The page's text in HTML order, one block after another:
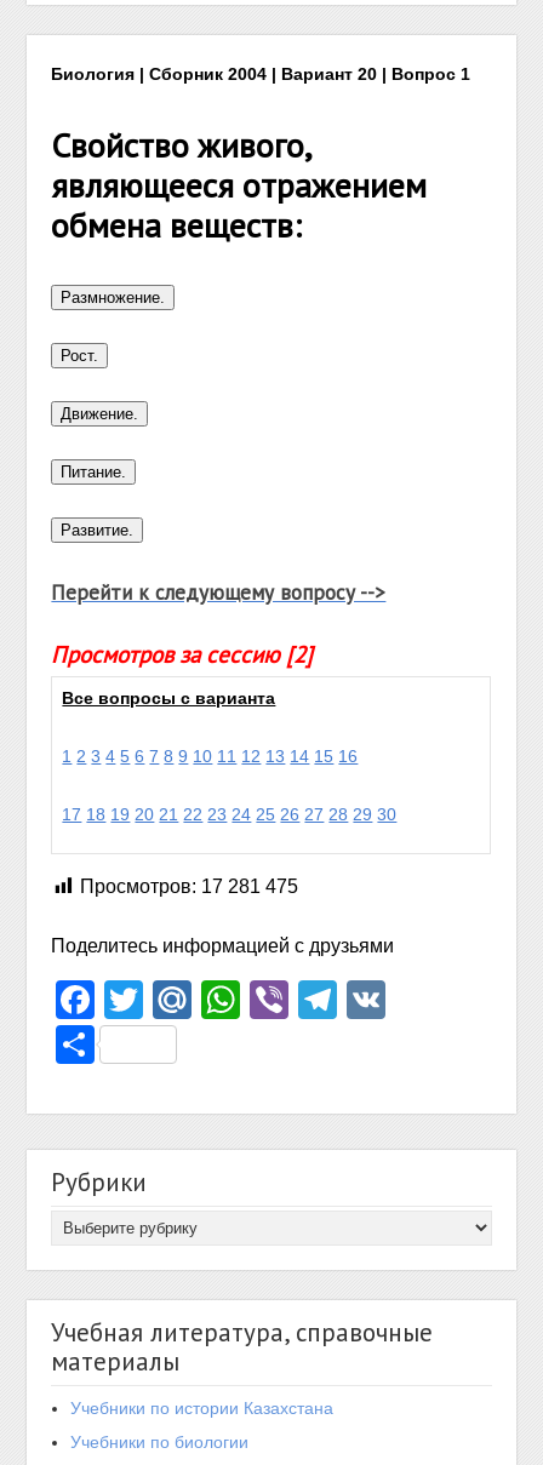
Биология | Сборник 2004 | Вариант 20 | Вопрос 1
Свойство живого,
являющееся отражением
обмена веществ:
Перейти к следующему вопросу -->
Просмотров за сессию [2]
Все вопросы с варианта
1 2 3 4 5 6 7 8 9 10 11 12 13 14 15 16
17 18 19 20 21 22 23 24 25 26 27 28 29 30
Просмотров: 17 281 475
Поделитесь информацией с друзьями
Facebook
TwitterMail.Ru
WhatsApp
ViberTelegram
Отправить
Рубрики
Учебная литература, справочные
материалы
Учебники по истории Казахстана
Учебники по биологии